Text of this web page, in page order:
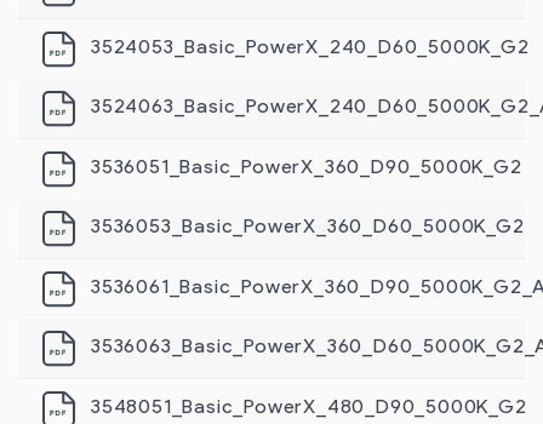
3524053_Basic_PowerX_240_D60_5000K_G2
3536051_Basic_PowerX_360_D90_5000K_G2
3536053_Basic_PowerX_360_D60_5000K_G2
3548051_Basic_PowerX_480_D90_5000K_G2